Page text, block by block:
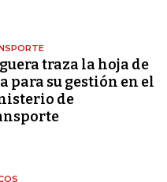
traza la hoja de
para su gestión en el
de